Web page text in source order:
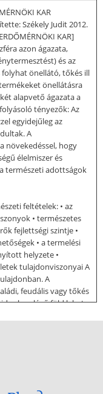
KAR
Székely Judit 2012.
KAR]
azon ágazata,
és az
folyhat önellátó, tőkés ill
önellátásra
alapvető ágazata a
tényezők: Az
egyidejűleg az
A
növekedéssel, hogy
élelmiszer és
természeti adottságok
feltételek: • az
• természetes
fejlettségi szintje •
• a termelési
helyzete •
tulajdonviszonyai A
A
feudális vagy tőkés
lévő föld lehet